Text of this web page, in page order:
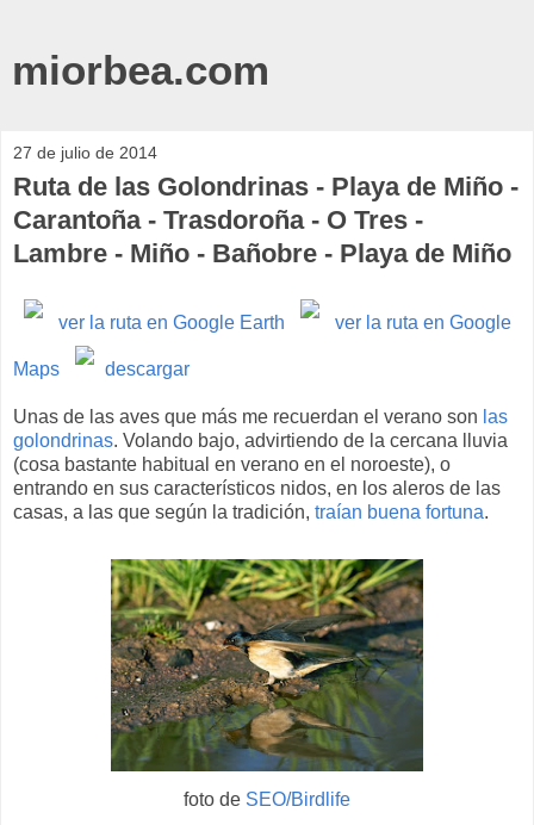
miorbea.com
27 de julio de 2014
Ruta de las Golondrinas - Playa de Miño -
Carantoña - Trasdoroña - O Tres -
Lambre - Miño - Bañobre - Playa de Miño
ver la ruta en Google Earth ver la ruta en Google
Maps descargar
Unas de las aves que más me recuerdan el verano son las
golondrinas. Volando bajo, advirtiendo de la cercana lluvia
(cosa bastante habitual en verano en el noroeste), o
entrando en sus característicos nidos, en los aleros de las
casas, a las que según la tradición, traían buena fortuna.
foto de SEO/Birdlife